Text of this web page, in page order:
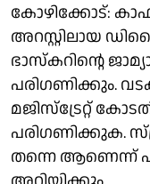
കോഴിക്കോട്:
അറസ്റ്റിലായ
ഭാസ്കറിൻ്റെ
പരിഗണിക്കും.
മജിസ്ട്രേറ്റ്
പരിഗണിക്കുക.
തന്നെ ആണെന്ന്